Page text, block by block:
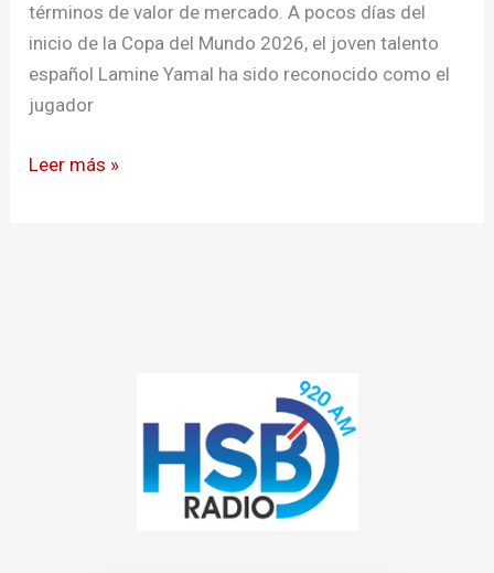
términos de valor de mercado. A pocos días del
inicio de la Copa del Mundo 2026, el joven talento
español Lamine Yamal ha sido reconocido como el
jugador
Leer más »